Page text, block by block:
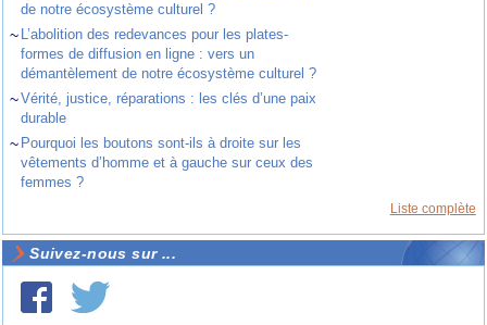
de notre écosystème culturel ?
~ L’abolition des redevances pour les plates-
formes de diffusion en ligne : vers un
démantèlement de notre écosystème culturel ?
~Vérité, justice, réparations : les clés d’une paix
durable
~ Pourquoi les boutons sont-ils à droite sur les
vêtements d’homme et à gauche sur ceux des
femmes ?
Liste complète
Suivez-nous sur ...